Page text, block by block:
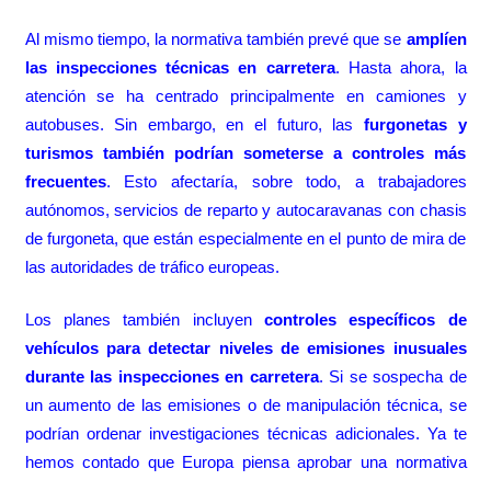
Al mismo tiempo, la normativa también prevé que se amplíen
las inspecciones técnicas en carretera. Hasta ahora, la
atención se ha centrado principalmente en camiones y
autobuses. Sin embargo, en el futuro, las furgonetas y
turismos también podrían someterse a controles más
frecuentes. Esto afectaría, sobre todo, a trabajadores
autónomos, servicios de reparto y autocaravanas con chasis
de furgoneta, que están especialmente en el punto de mira de
las autoridades de tráfico europeas.
Los planes también incluyen controles específicos de
vehículos para detectar niveles de emisiones inusuales
durante las inspecciones en carretera. Si se sospecha de
un aumento de las emisiones o de manipulación técnica, se
podrían ordenar investigaciones técnicas adicionales. Ya te
hemos contado que Europa piensa aprobar una normativa